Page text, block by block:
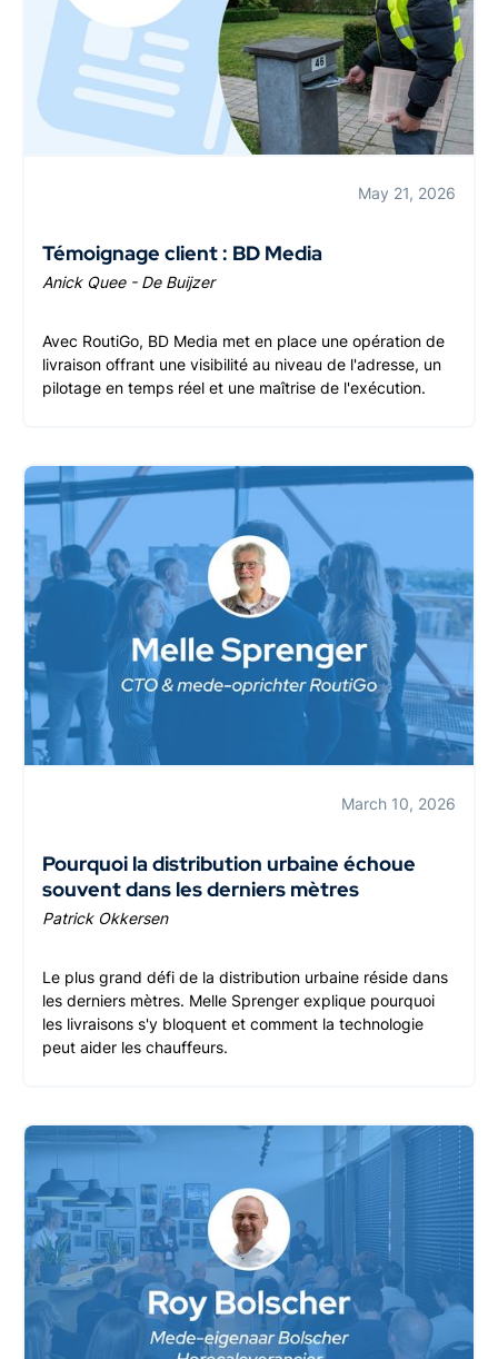
May 21, 2026
Témoignage client : BD Media
Anick Quee - De Buijzer
Avec RoutiGo, BD Media met en place une opération de
livraison offrant une visibilité au niveau de l'adresse, un
pilotage en temps réel et une maîtrise de l'exécution.
March 10, 2026
Pourquoi la distribution urbaine échoue
souvent dans les derniers mètres
Patrick Okkersen
Le plus grand défi de la distribution urbaine réside dans
les derniers mètres. Melle Sprenger explique pourquoi
les livraisons s'y bloquent et comment la technologie
peut aider les chauffeurs.